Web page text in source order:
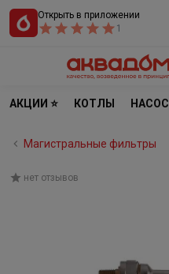
Открыть в приложении
1
АКЦИИ ⭐ КОТЛЫ
Магистральные фильтры
нет отзывов